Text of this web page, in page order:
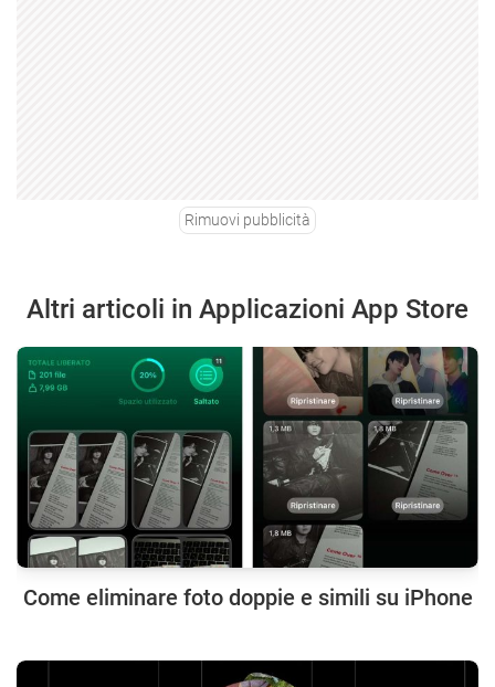
Rimuovi pubblicità
Altri articoli in Applicazioni App Store
Come eliminare foto doppie e simili su iPhone